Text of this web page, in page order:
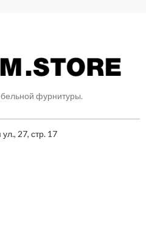
фурнитуры.
27, стр. 17